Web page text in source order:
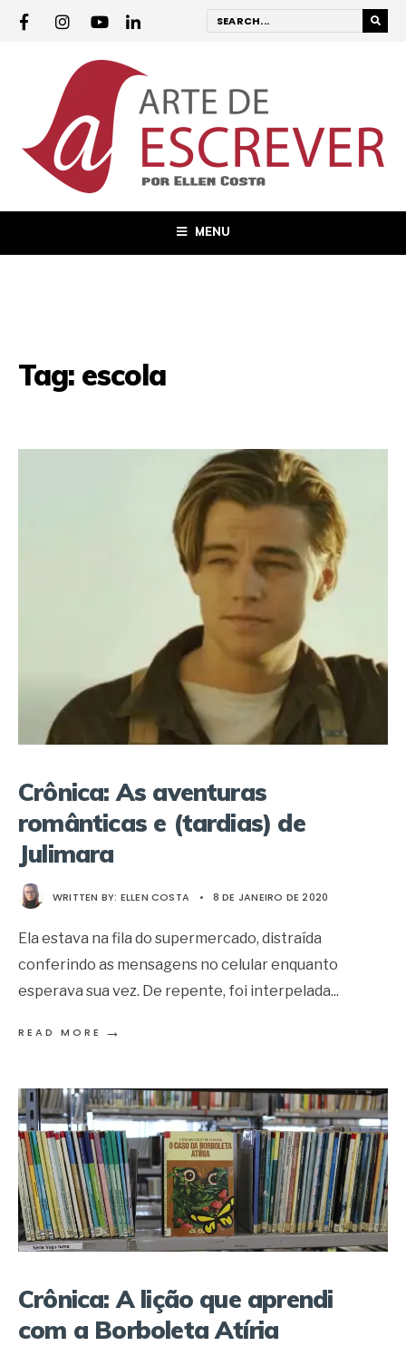
MENU
Tag: escola
Crônica: As aventuras
românticas e (tardias) de
Julimara
WRITTEN BY: ELLEN COSTA • 8 DE JANEIRO DE 2020
Ela estava na fila do supermercado, distraída
conferindo as mensagens no celular enquanto
esperava sua vez. De repente, foi interpelada...
READ MORE →
Crônica: A lição que aprendi
com a Borboleta Atíria